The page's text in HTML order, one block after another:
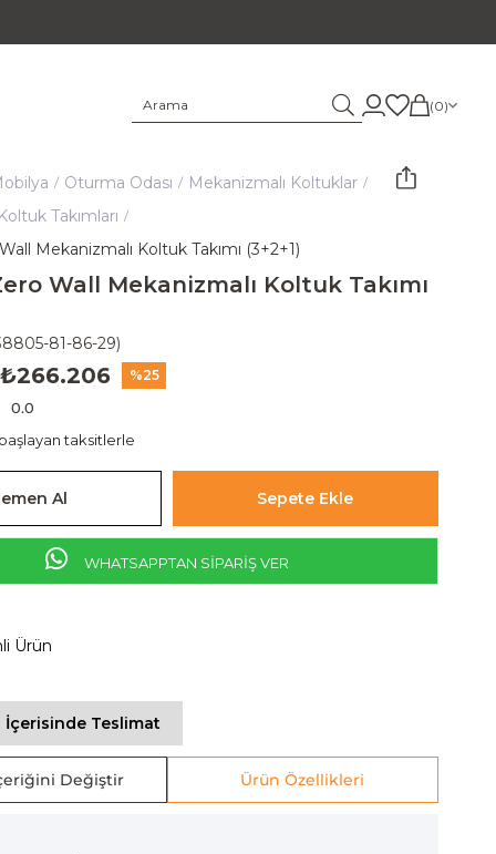
0
Oturma Odası
Mekanizmalı Koltuklar
Takımları
Mekanizmalı Koltuk Takımı (3+2+1)
Wall Mekanizmalı Koltuk Takımı
81-86-29)
₺266.206 25
0.0
taksitlerle
WHATSAPPTAN SİPARİŞ VER
Ürün
İçerisinde Teslimat
Değiştir Ürün Özellikleri